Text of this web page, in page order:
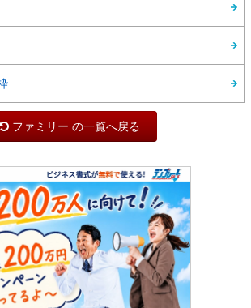
ファミリー の一覧へ戻る